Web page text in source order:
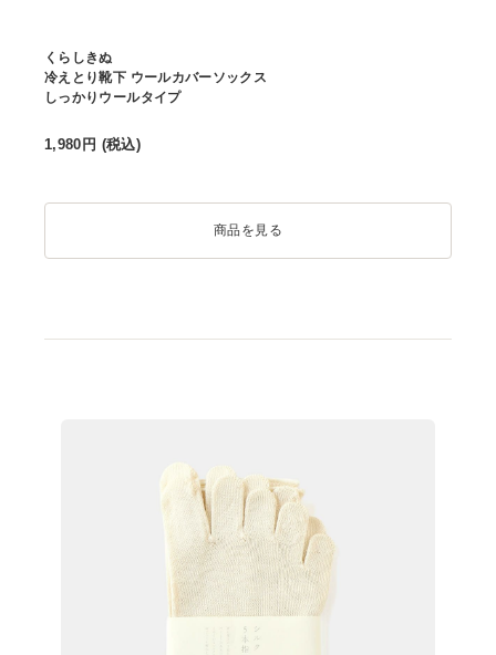
くらしきぬ
冷えとり靴下 ウールカバーソックス
しっかりウールタイプ
1,980 円 (税込)
商品を見る